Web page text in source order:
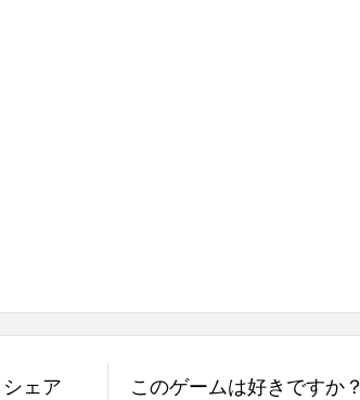
ェア このゲームは好きですか？